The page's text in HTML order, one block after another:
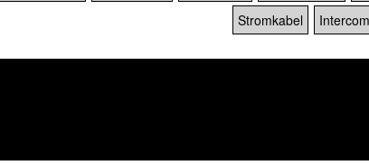
Stromkabel